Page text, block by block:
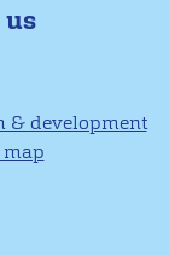
& development